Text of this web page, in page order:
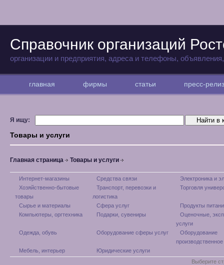
Справочник организаций
организации и предприятия, адреса и телефоны,
главная фирмы статьи пресс-
Я ищу:
Товары и услуги
Главная страница Товары и услуги
Интернет-магазины Средства связи
Электроника и
Хозяйственно-бытовые
товары
Транспорт, перевозки и
логистика
Торговля
Сырье и материалы Сфера услуг
Продукты
Компьютеры, оргтехника
Подарки, сувениры
Оценочные,
услуги
Одежда, обувь
Оборудование сферы услуг
Оборудование
производственное
Мебель, интерьер
Юридические услуги
Выберите